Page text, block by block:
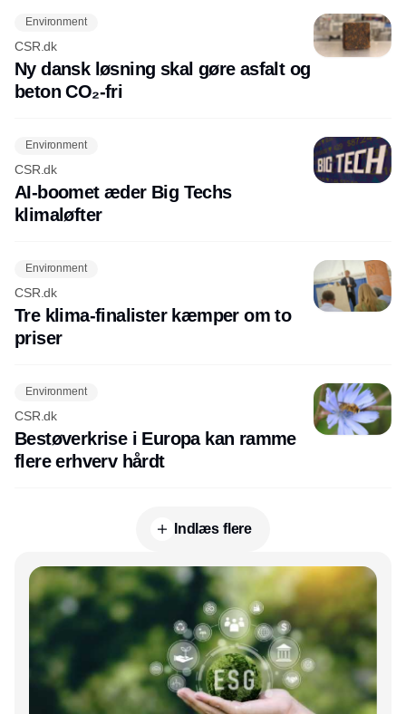
Environment
CSR.dk
Ny dansk løsning skal gøre asfalt og
beton CO₂-fri
Environment
CSR.dk
AI-boomet æder Big Techs
klimaløfter
Environment
CSR.dk
Tre klima-finalister kæmper om to
priser
Environment
CSR.dk
Bestøverkrise i Europa kan ramme
flere erhverv hårdt
Indlæs flere
Annonce